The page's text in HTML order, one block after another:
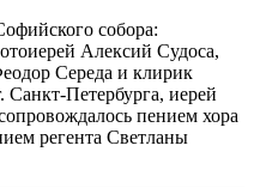
собора:
Алексий Судоса,
Середа и клирик
Санкт-Петербурга, иерей
пением хора
регента Светланы